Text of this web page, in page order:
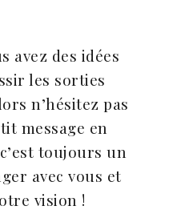
avez des idées
les sorties
n’hésitez pas
message en
toujours un
avec vous et
vision !